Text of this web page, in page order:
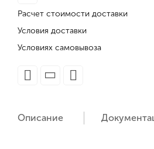
Расчет стоимости доставки
Условия доставки
Условиях самовывоза
Описание